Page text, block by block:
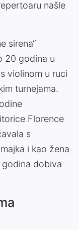
našle
sirena“
20 godina u
violinom u ruci
turnejama.
Florence
s
i kao žena
dobiva